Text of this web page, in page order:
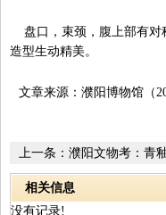
盘口，束颈，腹上部有对
造型生动精美。
文章来源：濮阳博物馆（
上一条： 濮阳文物考：青
相关信息
没有记录!